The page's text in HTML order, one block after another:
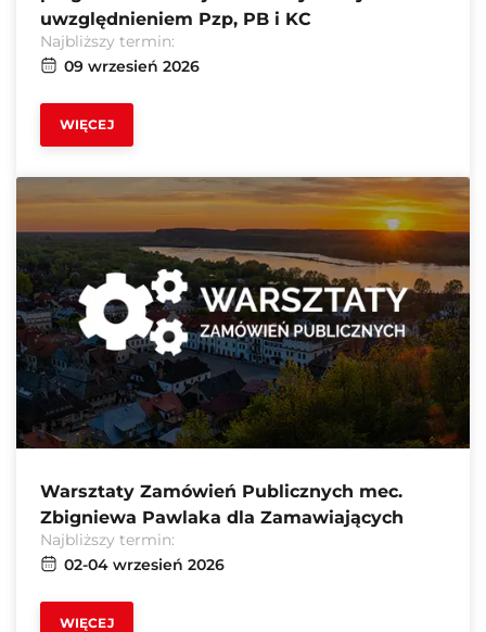
uwzględnieniem Pzp, PB i KC
Najbliższy termin:
09 wrzesień 2026
WIĘCEJ
Warsztaty Zamówień Publicznych mec.
Zbigniewa Pawlaka dla Zamawiających
Najbliższy termin:
02-04 wrzesień 2026
WIĘCEJ